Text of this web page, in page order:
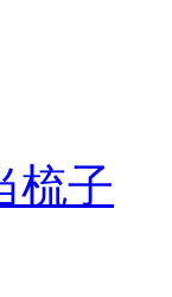
梳子